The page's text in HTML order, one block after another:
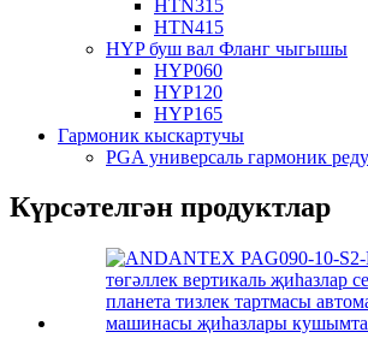
HTN315
HTN415
HYP буш вал Фланг чыгышы
HYP060
HYP120
HYP165
Гармоник кыскартучы
PGA универсаль гармоник
Күрсәтелгән продуктлар